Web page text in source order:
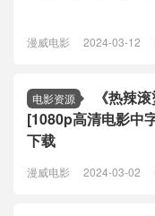
漫威电影 2024-03-12
电影资源
《热辣
[1080p高清电影中
下载
漫威电影 2024-03-02